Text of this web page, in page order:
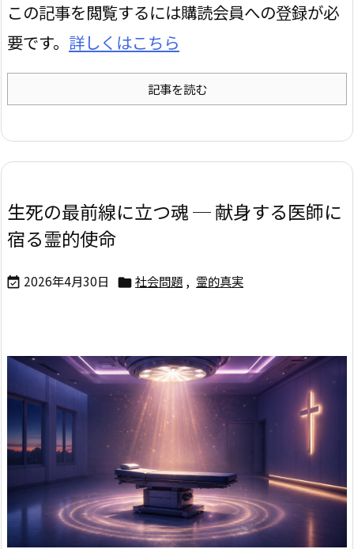
この記事を閲覧するには購読会員への登録が必
要です。 詳しくはこちら
記事を読む
生死の最前線に立つ魂 ─ 献身する医師に
宿る霊的使命
 2026年4月30日  社会問題 , 霊的真実